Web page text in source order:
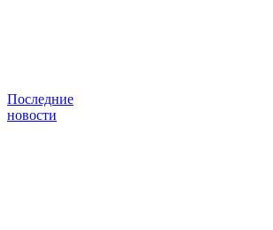
Последние
новости